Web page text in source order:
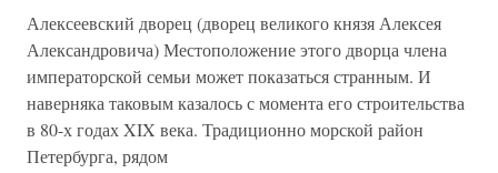
Алексеевский дворец (дворец великого князя Алексея
Александровича) Местоположение этого дворца члена
императорской семьи может показаться странным. И
наверняка таковым казалось с момента его строительства
в 80-х годах XIX века. Традиционно морской район
Петербурга, рядом